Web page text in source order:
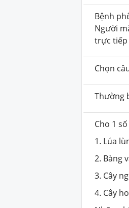
Bệnh
Người
trực tiếp
Chọn
Thường
Cho 1
1. Lúa
2. Bàng
3. Cây
4. Cây